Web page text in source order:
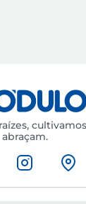
abraçam.